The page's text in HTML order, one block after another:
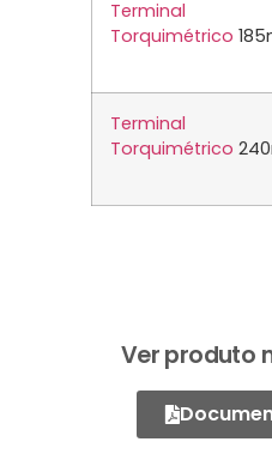
Terminal
Torquimétrico
Terminal
Torquimétrico
Ver produto